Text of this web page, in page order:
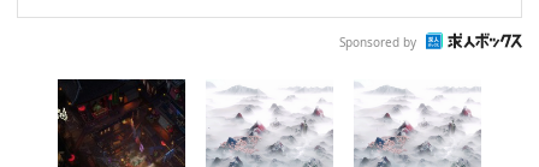
Sponsored by